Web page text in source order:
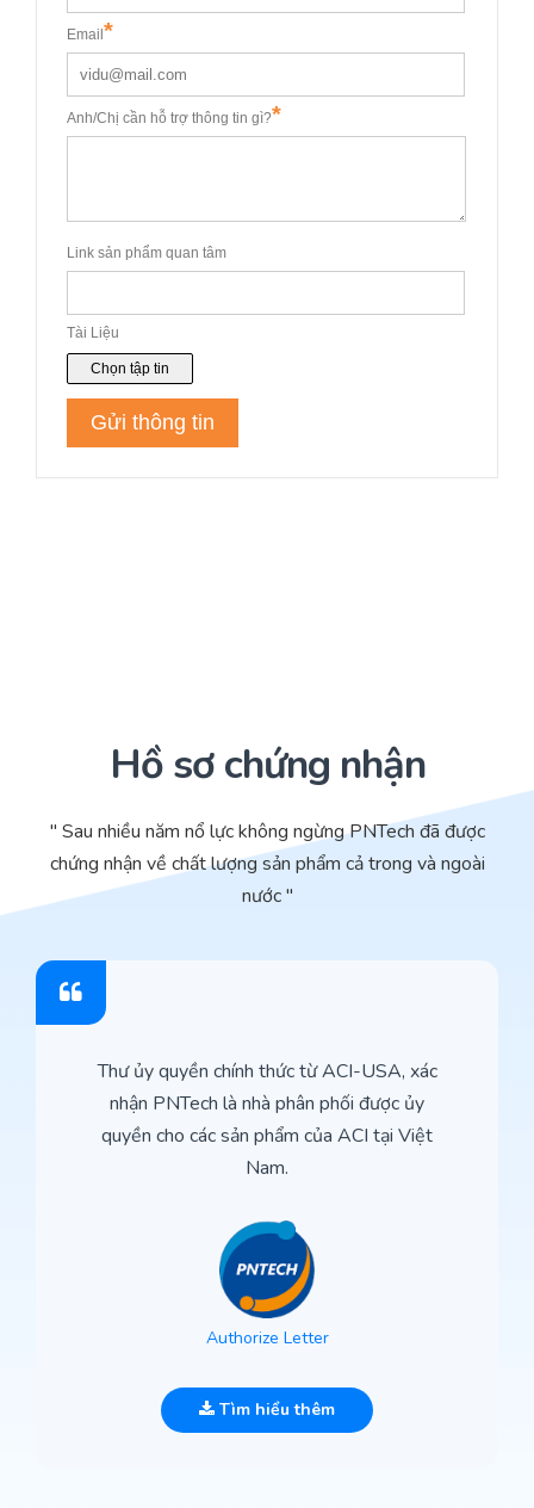
Hồ sơ chứng nhận
" Sau nhiều năm nổ lực không ngừng PNTech đã được
chứng nhận về chất lượng sản phẩm cả trong và ngoài
nước "
Thư ủy quyền chính thức từ ACI-USA, xác
nhận PNTech là nhà phân phối được ủy
quyền cho các sản phẩm của ACI tại Việt
Nam.
Authorize Letter
Tìm hiểu thêm